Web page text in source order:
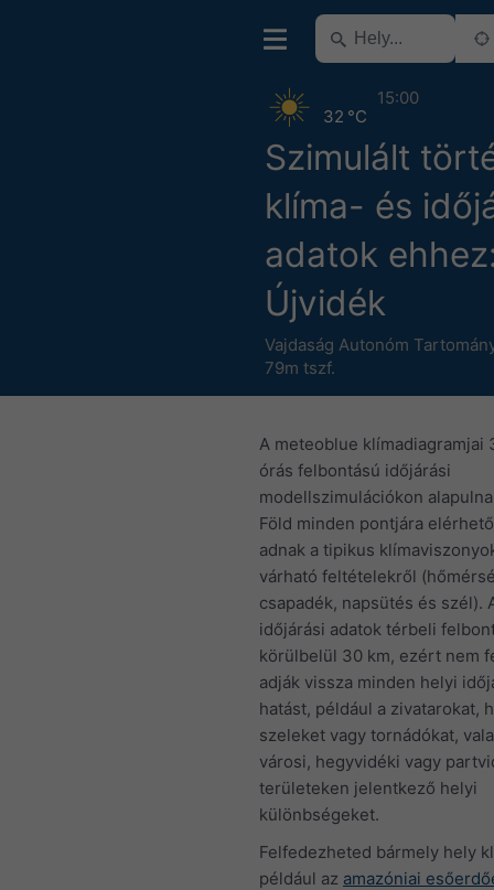
Szimulált
klíma- és
adatok
Újvidék
Vajdaság Autonóm
79m tszf.
32 °C
15:00
A meteoblue klímadiagramjai
órás felbontású időjárási
modellszimulációkon
Föld minden pontjára
adnak a tipikus
várható feltételekről
csapadék, napsütés és szél).
időjárási adatok térbeli
körülbelül 30 km, ezért nem
adják vissza minden helyi
hatást, például a zivatarokat,
szeleket vagy tornádókat,
városi, hegyvidéki vagy
területeken jelentkező helyi
különbségeket.
Felfedezheted bármely hely
például az amazóniai